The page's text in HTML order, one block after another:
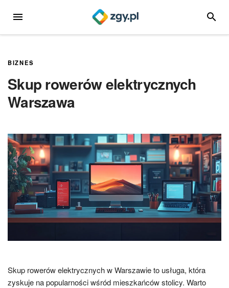
MENU
BIZNES
Skup rowerów elektrycznych
Warszawa
Skup rowerów elektrycznych w Warszawie to usługa, która
zyskuje na popularności wśród mieszkańców stolicy. Warto